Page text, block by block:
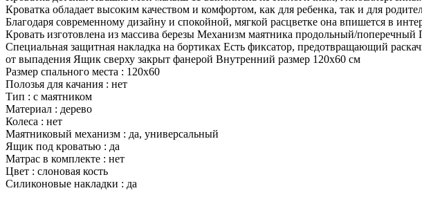
Кроватка обладает высоким качеством и комфортом, как для ребенка, так и для
Благодаря современному дизайну и спокойной, мягкой расцветке она впишется в
Кровать изготовлена из массива березы Механизм маятника продольный/
Специальная защитная накладка на бортиках Есть фиксатор, предотвращающий
от выпадения Ящик сверху закрыт фанерой Внутренний размер 120х60 см
Размер спального места : 120x60
Полозья для качания : нет
Тип : с маятником
Материал : дерево
Колеса : нет
Маятниковый механизм : да, универсальный
Ящик под кроватью : да
Матрас в комплекте : нет
Цвет : слоновая кость
Силиконовые накладки : да